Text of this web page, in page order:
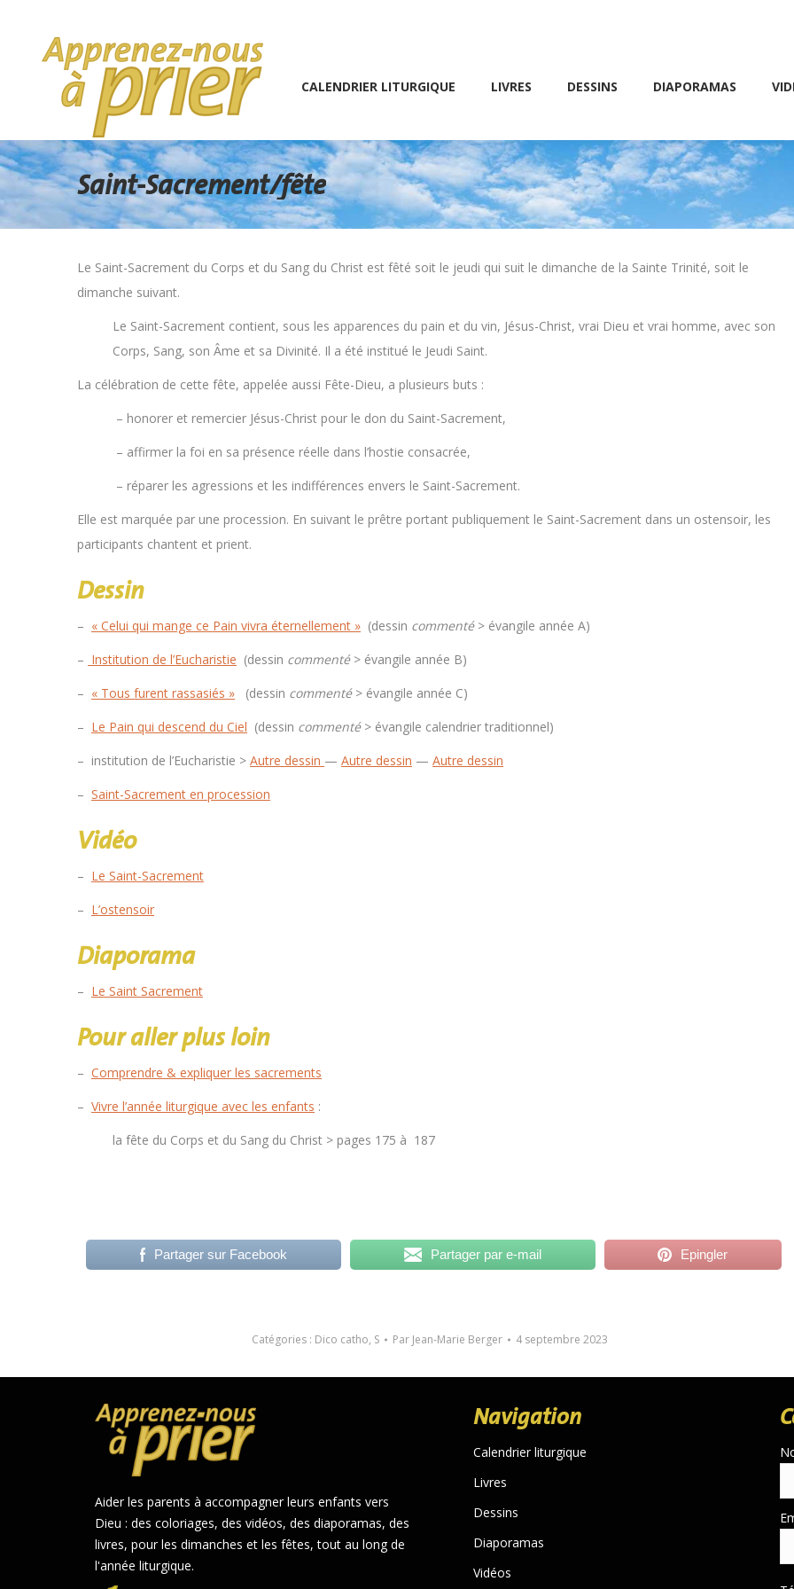
CALENDRIER LITURGIQUE LIVRES DESSINS DIAPORAMAS
Saint-Sacrement/fête
Le Saint-Sacrement du Corps et du Sang du Christ est fêté soit le jeudi qui suit le dimanche de la Sainte Trinité, soit le
dimanche suivant.
Le Saint-Sacrement contient, sous les apparences du pain et du vin, Jésus-Christ, vrai Dieu et vrai homme, avec son
Corps, Sang, son Âme et sa Divinité. Il a été institué le Jeudi Saint.
La célébration de cette fête, appelée aussi Fête-Dieu, a plusieurs buts :
– honorer et remercier Jésus-Christ pour le don du Saint-Sacrement,
– affirmer la foi en sa présence réelle dans l’hostie consacrée,
– réparer les agressions et les indifférences envers le Saint-Sacrement.
Elle est marquée par une procession. En suivant le prêtre portant publiquement le Saint-Sacrement dans un ostensoir, les
participants chantent et prient.
Dessin
– « Celui qui mange ce Pain vivra éternellement » (dessin commenté> évangile année A)
– Institution de l’Eucharistie (dessin commenté> évangile année B)
– « Tous furent rassasiés » (dessin commenté> évangile année C)
– Le Pain qui descend du Ciel (dessin commenté> évangile calendrier traditionnel)
– institution de l’Eucharistie > Autre dessin — Autre dessin — Autre dessin
– Saint-Sacrement en procession
Vidéo
– Le Saint-Sacrement
– L’ostensoir
Diaporama
– Le Saint Sacrement
Pour aller plus loin
– Comprendre & expliquer les sacrements
– Vivre l’année liturgique avec les enfants :
la fête du Corps et du Sang du Christ > pages 175 à 187
Partager sur Facebook Partager par e-mail Epingler
Catégories : Dico catho, S Par Jean-Marie Berger 4 septembre 2023
Aider les parents à accompagner leurs enfants vers
Dieu : des coloriages, des vidéos, des diaporamas, des
livres, pour les dimanches et les fêtes, tout au long de
l'année liturgique.
Navigation
Calendrier liturgique
Livres
Dessins
Diaporamas
Vidéos